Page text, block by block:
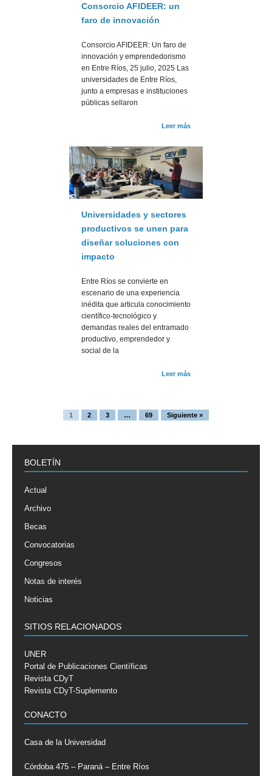
Consorcio AFIDEER: un
faro de innovación
Consorcio AFIDEER: Un faro de
innovación y emprendedorismo
en Entre Ríos, 25 julio, 2025 Las
universidades de Entre Ríos,
junto a empresas e instituciones
públicas sellaron
Leer más
Universidades y sectores
productivos se unen para
diseñar soluciones con
impacto
Entre Ríos se convierte en
escenario de una experiencia
inédita que articula conocimiento
científico-tecnológico y
demandas reales del entramado
productivo, emprendedor y
social de la
Leer más
1 2 3 … 69 Siguiente »
BOLETÍN
Actual
Archivo
Becas
Convocatorias
Congresos
Notas de interés
Noticias
SITIOS RELACIONADOS
UNER
Portal de Publicaciones Científicas
Revista CDyT
Revista CDyT-Suplemento
CONACTO
Casa de la Universidad
Córdoba 475 – Paraná – Entre Ríos